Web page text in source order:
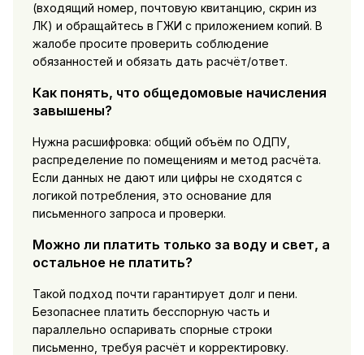
(входящий номер, почтовую квитанцию, скрин из
ЛК) и обращайтесь в ГЖИ с приложением копий. В
жалобе просите проверить соблюдение
обязанностей и обязать дать расчёт/ответ.
Как понять, что общедомовые начисления
завышены?
Нужна расшифровка: общий объём по ОДПУ,
распределение по помещениям и метод расчёта.
Если данных не дают или цифры не сходятся с
логикой потребления, это основание для
письменного запроса и проверки.
Можно ли платить только за воду и свет, а
остальное не платить?
Такой подход почти гарантирует долг и пени.
Безопаснее платить бесспорную часть и
параллельно оспаривать спорные строки
письменно, требуя расчёт и корректировку.